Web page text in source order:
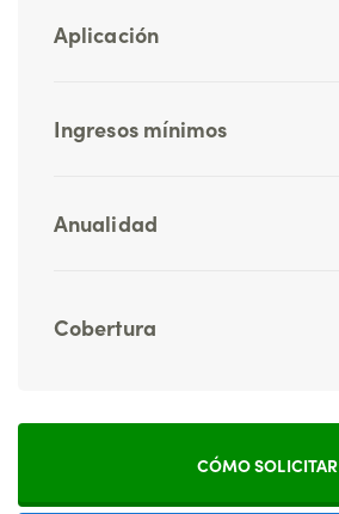
Aplicación
Ingresos mínimos
Anualidad
Cobertura
CÓMO SOLICITAR